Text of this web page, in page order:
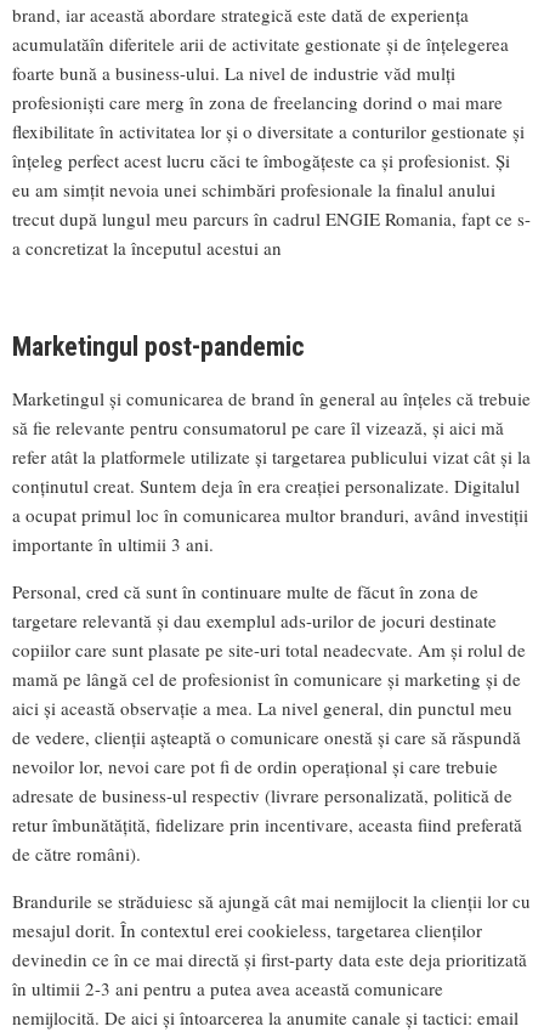
brand, iar această abordare strategică este dată de experiența
acumulatăîn diferitele arii de activitate gestionate și de înțelegerea
foarte bună a business-ului. La nivel de industrie văd mulți
profesioniști care merg în zona de freelancing dorind o mai mare
flexibilitate în activitatea lor și o diversitate a conturilor gestionate și
înțeleg perfect acest lucru căci te îmbogățeste ca și profesionist. Și
eu am simțit nevoia unei schimbări profesionale la finalul anului
trecut după lungul meu parcurs în cadrul ENGIE Romania, fapt ce s-
a concretizat la începutul acestui an
Marketingul post-pandemic
Marketingul și comunicarea de brand în general au înțeles că trebuie
să fie relevante pentru consumatorul pe care îl vizează, și aici mă
refer atât la platformele utilizate și targetarea publicului vizat cât și la
conținutul creat. Suntem deja în era creației personalizate. Digitalul
a ocupat primul loc în comunicarea multor branduri, având investiții
importante în ultimii 3 ani.
Personal, cred că sunt în continuare multe de făcut în zona de
targetare relevantă și dau exemplul ads-urilor de jocuri destinate
copiilor care sunt plasate pe site-uri total neadecvate. Am și rolul de
mamă pe lângă cel de profesionist în comunicare și marketing și de
aici și această observație a mea. La nivel general, din punctul meu
de vedere, clienții așteaptă o comunicare onestă și care să răspundă
nevoilor lor, nevoi care pot fi de ordin operațional și care trebuie
adresate de business-ul respectiv (livrare personalizată, politică de
retur îmbunătățită, fidelizare prin incentivare, aceasta fiind preferată
de către români).
Brandurile se străduiesc să ajungă cât mai nemijlocit la clienții lor cu
mesajul dorit. În contextul erei cookieless, targetarea clienților
devinedin ce în ce mai directă și first-party data este deja prioritizată
în ultimii 2-3 ani pentru a putea avea această comunicare
nemijlocită. De aici și întoarcerea la anumite canale și tactici: email